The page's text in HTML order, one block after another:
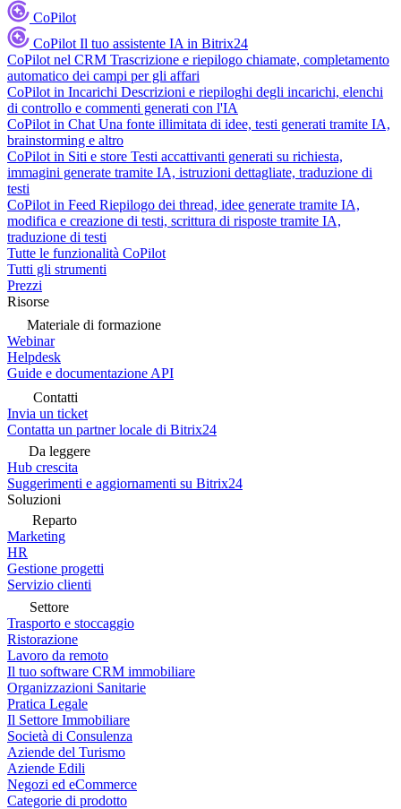
CoPilot
CoPilot Il tuo assistente IA in Bitrix24
CoPilot nel CRM Trascrizione e riepilogo chiamate, completamento
automatico dei campi per gli affari
CoPilot in Incarichi Descrizioni e riepiloghi degli incarichi, elenchi
di controllo e commenti generati con l'IA
CoPilot in Chat Una fonte illimitata di idee, testi generati tramite IA,
brainstorming e altro
CoPilot in Siti e store Testi accattivanti generati su richiesta,
immagini generate tramite IA, istruzioni dettagliate, traduzione di
testi
CoPilot in Feed Riepilogo dei thread, idee generate tramite IA,
modifica e creazione di testi, scrittura di risposte tramite IA,
traduzione di testi
Tutte le funzionalità CoPilot
Tutti gli strumenti
Prezzi
Risorse
Materiale di formazione
Webinar
Helpdesk
Guide e documentazione API
Contatti
Invia un ticket
Contatta un partner locale di Bitrix24
Da leggere
Hub crescita
Suggerimenti e aggiornamenti su Bitrix24
Soluzioni
Reparto
Marketing
HR
Gestione progetti
Servizio clienti
Settore
Trasporto e stoccaggio
Ristorazione
Lavoro da remoto
Il tuo software CRM immobiliare
Organizzazioni Sanitarie
Pratica Legale
Il Settore Immobiliare
Società di Consulenza
Aziende del Turismo
Aziende Edili
Negozi ed eCommerce
Categorie di prodotto